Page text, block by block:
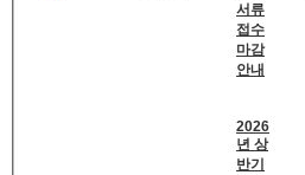
서류
접수
마감
안내
2026
년 상
반기